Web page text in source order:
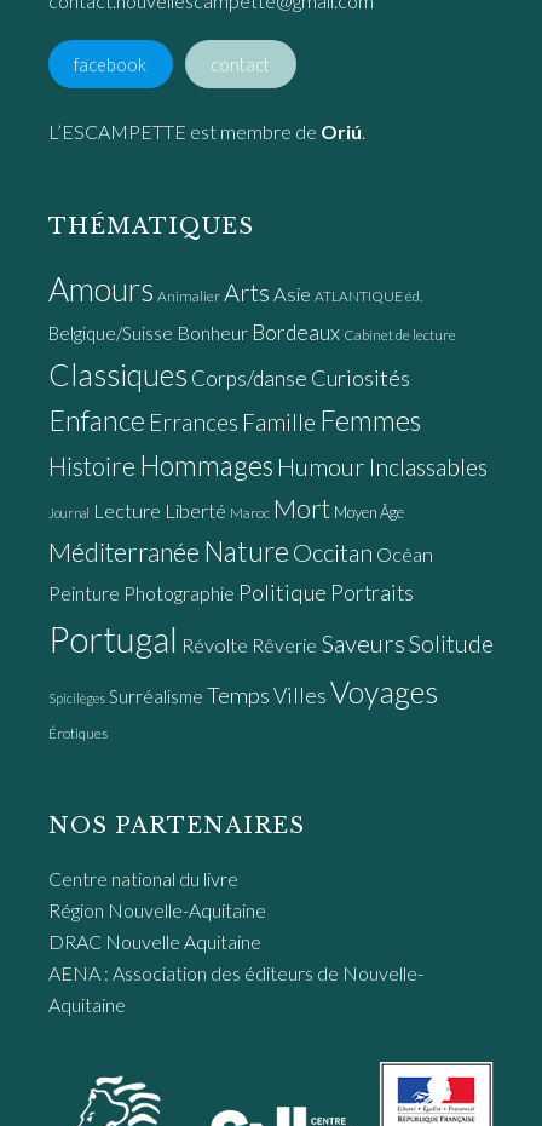
facebook contact
L’ESCAMPETTE est membre de Oriú
THÉMATIQUES
Amours Animalier Arts Asie ATLANTIQUE éd.
Belgique/Suisse Bonheur Bordeaux Cabinet de lecture
Classiques Corps/danse Curiosités
Enfance Errances Famille Femmes
Histoire Hommages Humour Inclassables
Journal Lecture Liberté Maroc Mort Moyen Âge
Méditerranée Nature Occitan Océan
Peinture Photographie Politique Portraits
Portugal Révolte Rêverie Saveurs Solitude
Spicilèges Surréalisme TempsVillesVoyages
Érotiques
NOS PARTENAIRES
Centre national du livre
Région Nouvelle-Aquitaine
DRAC Nouvelle Aquitaine
AENA : Association des éditeurs de Nouvelle-
Aquitaine